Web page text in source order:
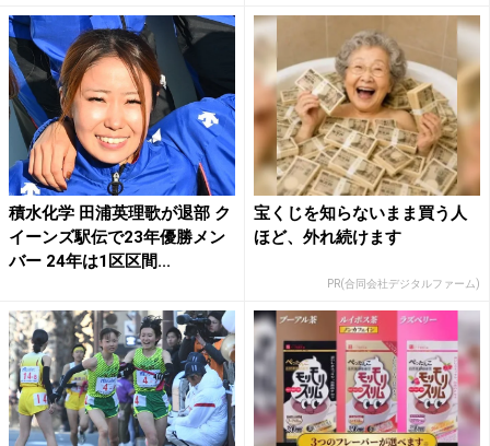
積水化学 田浦英理歌が退部 ク
イーンズ駅伝で23年優勝メン
バー 24年は1区区間...
宝くじを知らないまま買う人
ほど、外れ続けます
PR(合同会社デジタルファーム)